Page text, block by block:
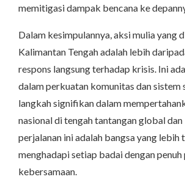
memitigasi dampak bencana ke
Dalam kesimpulannya, aksi mulia yang
Kalimantan Tengah adalah lebih
respons langsung terhadap krisis. Ini
dalam perkuatan komunitas dan sistem
langkah signifikan dalam
nasional di tengah tantangan global
perjalanan ini adalah bangsa yang lebih
menghadapi setiap badai dengan
kebersamaan.